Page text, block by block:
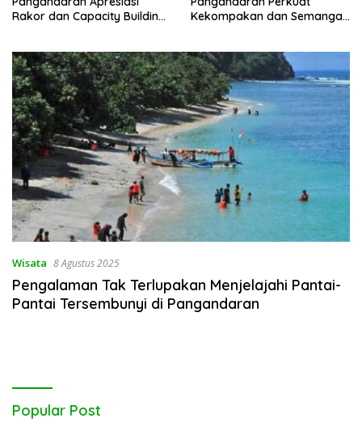
Rakor dan Capacity Building
Antar Lini
Kekompakan dan Semangat
Wisata 8 Agustus 2025
Pengalaman Tak Terlupakan Menjelajahi Pantai-
Pantai Tersembunyi di Pangandaran
Popular Post